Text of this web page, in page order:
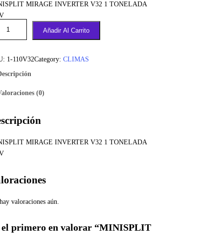
MIRAGE INVERTER V32 1 TONELADA
Añadir Al Carrito
1-110V32Category: CLIMAS
(0)
MIRAGE INVERTER V32 1 TONELADA
valoraciones aún.
el primero en valorar “MINISPLIT